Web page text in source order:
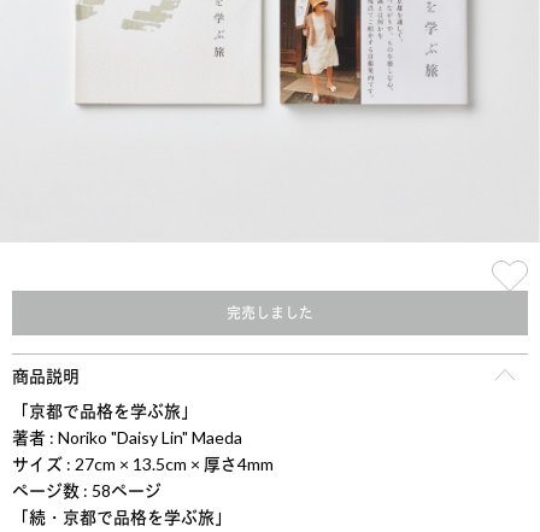
完売しました
商品説明
「京都で品格を学ぶ旅」
著者 : Noriko "Daisy Lin" Maeda
サイズ : 27cm × 13.5cm × 厚さ4mm
ページ数 : 58ページ
「続・京都で品格を学ぶ旅」